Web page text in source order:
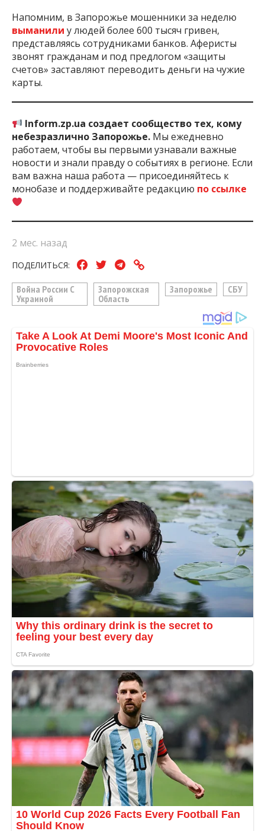
Напомним, в Запорожье мошенники за неделю
выманили у людей более 600 тысяч гривен,
представляясь сотрудниками банков. Аферисты
звонят гражданам и под предлогом «защиты
счетов» заставляют переводить деньги на чужие
карты.
Inform.zp.ua создает сообщество тех, кому
небезразлично Запорожье. Мы ежедневно
работаем, чтобы вы первыми узнавали важные
новости и знали правду о событиях в регионе. Если
вам важна наша работа — присоединяйтесь к
монобазе и поддерживайте редакцию по ссылке
2 мес. назад
ПОДЕЛИТЬСЯ:
Война России С
Украиной
Запорожская
Область
Запорожье СБУ